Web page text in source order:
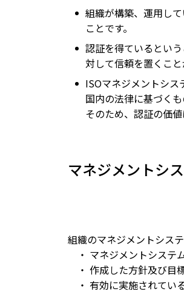
組織が構築、運用し
ことです。
認証を得ているとい
対して信頼を置くこと
ISOマネジメントシス
国内の法律に基づく
そのため、認証の価
マネジメントシ
組織のマネジメントシス
・ マネジメントシステ
・ 作成した方針及び目
・ 有効に実施されてい